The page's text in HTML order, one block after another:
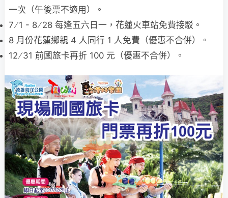
一次（午後票不適用）。
7 ∕ 1 - 8 ∕ 28 每逢五六日一，花蓮火車站免費接駁。
8 月份花蓮鄉親 4 人同行 1 人免費（優惠不合併）。
12 ∕ 31 前國旅卡再折 100 元（優惠不合併）。